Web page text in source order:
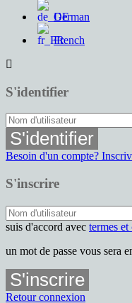
German
French
S'identifier
S'identifier
Besoin d'un compte?
S'inscrire
suis d'accord avec termes
un mot de passe vous sera
S'inscrire
Retour connexion